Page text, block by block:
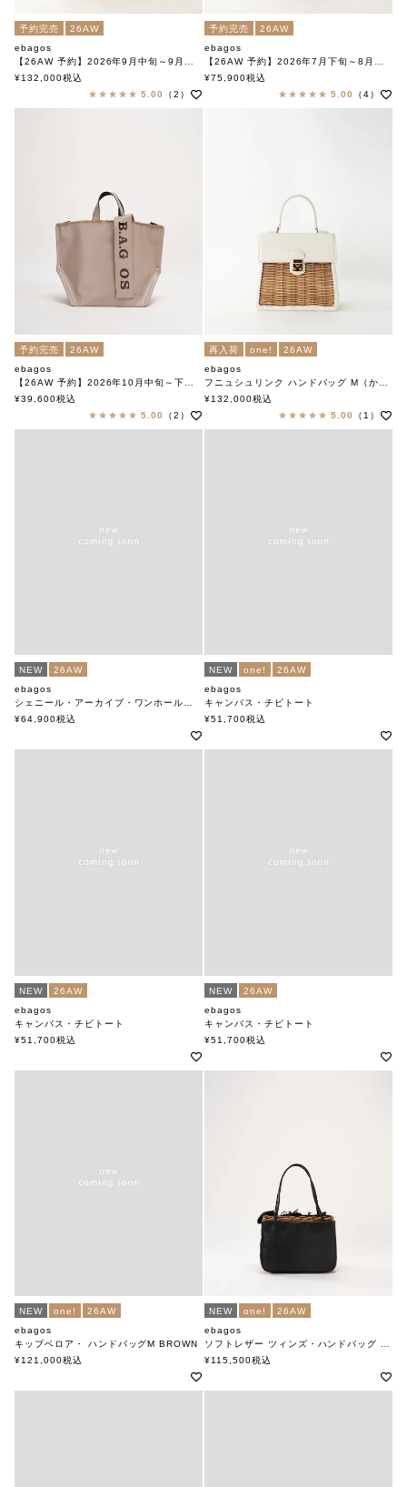
予約完売
26AW
ebagos
【26AW 予約】2026年9月中旬～9月下旬頃入荷予定
フニュシュリンク・ ベルトバッグ（スタイリストバッグ） IVORY
¥132,000税込
5.00
（2）
予約完売
26AW
ebagos
【26AW 予約】2026年7月下旬～8月初旬頃入荷予定
ブライドル バケツM バスケット（ミニバーキン）CHOCO
¥75,900税込
5.00
（4）
予約完売
26AW
ebagos
【26AW 予約】2026年10月中旬～下旬頃入荷予定
PVC Y字トート Mサイズ GRAIGE×BLACK
¥39,600税込
5.00
（2）
再入荷 one!
26AW
ebagos
フニュシュリンク ハンドバッグ M（かっちりバッグ) IVORY
エバゴス
¥132,000税込
5.00
（1）
NEW
26AW
ebagos
シェニール・アーカイブ・ワンホールトート
エバゴス
¥64,900税込
NEW one!
26AW
ebagos
キャンバス・チビトート
キャンバス×紅籐 GREY×GREEN
¥51,700税込
NEW
26AW
ebagos
キャンバス・チビトート
キャンバス×紅籐 CAMEL×BLACK
¥51,700税込
NEW
26AW
ebagos
キャンバス・チビトート
キャンバス×紅籐 BLACK×IVORY
¥51,700税込
NEW one!
26AW
ebagos
キップベロア・ ハンドバッグM BROWN
エバゴス
¥121,000税込
NEW one!
26AW
ebagos
ソフトレザー ツィンズ・ハンドバッグ BLACK
エバゴス
¥115,500税込